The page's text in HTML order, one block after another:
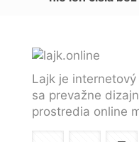
Lajk je
sa prevažne
prostredia online